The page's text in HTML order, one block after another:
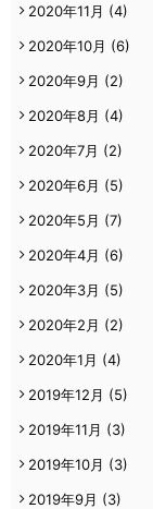
2020年11月 (4)
2020年10月 (6)
2020年9月 (2)
2020年8月 (4)
2020年7月 (2)
2020年6月 (5)
2020年5月 (7)
2020年4月 (6)
2020年3月 (5)
2020年2月 (2)
2020年1月 (4)
2019年12月 (5)
2019年11月 (3)
2019年10月 (3)
2019年9月 (3)